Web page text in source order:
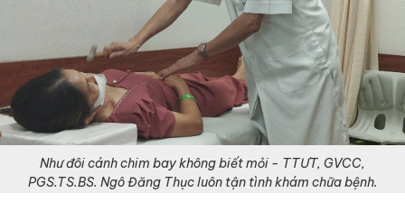
Như đôi cánh chim bay không biết mỏi - TTƯT, GVCC,
PGS.TS.BS. Ngô Đăng Thục luôn tận tình khám chữa bệnh.